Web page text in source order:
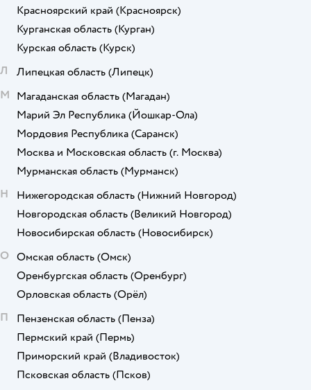
Красноярский край (Красноярск)
Курганская область (Курган)
Курская область (Курск)
Л
Липецкая область (Липецк)
М Магаданская область (Магадан)
Марий Эл Республика (Йошкар-Ола)
Мордовия Республика (Саранск)
Москва и Московская область (г. Москва)
Мурманская область (Мурманск)
Н
Нижегородская область (Нижний Новгород)
Новгородская область (Великий Новгород)
Новосибирская область (Новосибирск)
О Омская область (Омск)
Оренбургская область (Оренбург)
Орловская область (Орёл)
П
Пензенская область (Пенза)
Пермский край (Пермь)
Приморский край (Владивосток)
Псковская область (Псков)